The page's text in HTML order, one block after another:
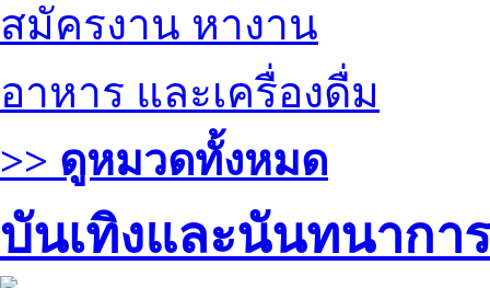
สมัครงาน หางาน
อาหาร และเครื่องดื่ม
>> ดูหมวดทั้งหมด
บันเทิงและนันทนาการ